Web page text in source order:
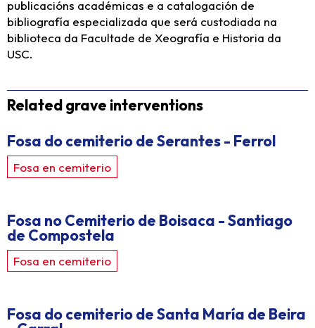
publicacións académicas e a catalogación de
bibliografía especializada que será custodiada na
biblioteca da Facultade de Xeografía e Historia da
USC.
Related grave interventions
Fosa do cemiterio de Serantes - Ferrol
Fosa en cemiterio
Fosa no Cemiterio de Boisaca - Santiago
de Compostela
Fosa en cemiterio
Fosa do cemiterio de Santa María de Beira